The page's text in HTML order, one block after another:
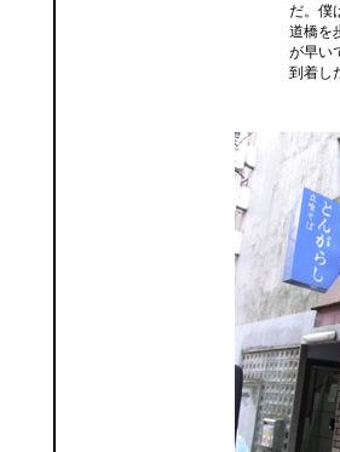
だ。僕
道橋を
が早い
到着し